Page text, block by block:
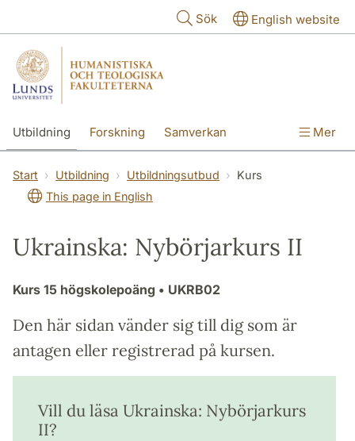
Sök English website
Utbildning Forskning Samverkan Mer
Start Utbildning Utbildningsutbud
Kurs
This page in English
Ukrainska: Nybörjarkurs II
Kurs 15 högskolepoäng • UKRB02
Den här sidan vänder sig till dig som är
antagen eller registrerad på kursen.
Vill du läsa Ukrainska: Nybörjarkurs
II?